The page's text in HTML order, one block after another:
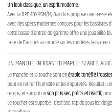
Un look classique, un esprit moderne.
Avec la BPB-1DX RSM/M, Bacchus propose une
avec des specs modernes conçues pour les bassistes
cette basse d’entrée de gamme offre une jouabilité
faire de Bacchus accumulé sur les modèles faits main.
UN MANCHE EN ROASTED MAPLE : STABLE,
Le manche et la touche sont enérable torréfié
pour en retirer l’humidité et les impuretés. Résultat :
temps, et surtout unson plus sec, précis et réactif,
Le toucher est superbe : c’est sec, rapide sous les